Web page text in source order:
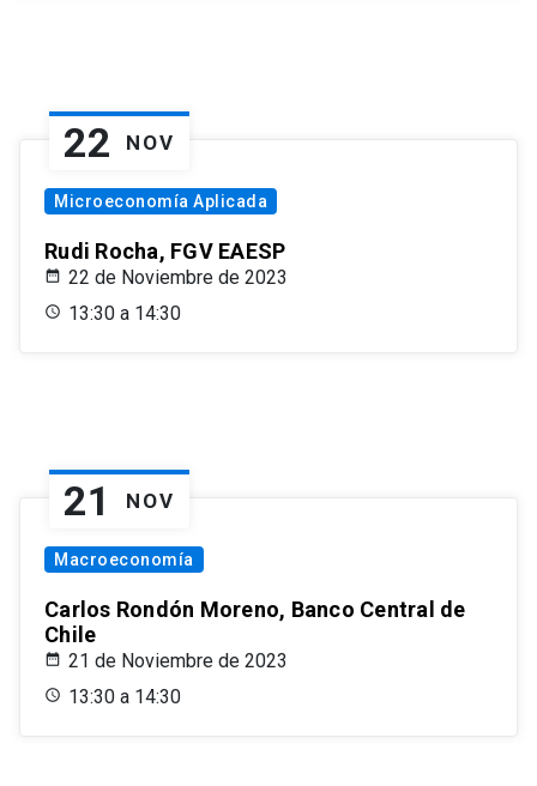
22 NOV
Microeconomía Aplicada
Rudi Rocha, FGV EAESP
22 de Noviembre de 2023
13:30 a 14:30
21 NOV
Macroeconomía
Carlos Rondón Moreno, Banco Central de
Chile
21 de Noviembre de 2023
13:30 a 14:30